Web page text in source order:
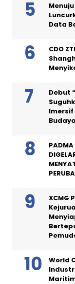
Data
CDO
Debut
Imersif
PADMA
XCMG
World